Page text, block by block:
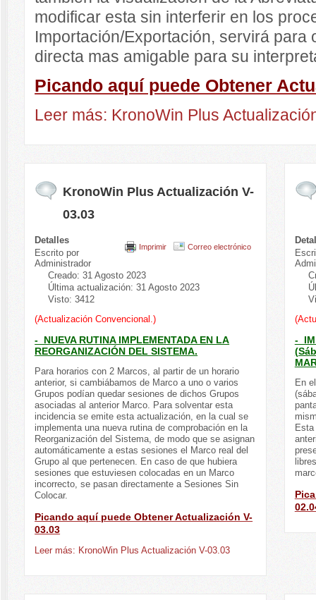
modificar esta sin interferir en los
Importación/Exportación, servirá para
directa mas amigable para su
Picando aquí puede Obtener
Leer más: KronoWin Plus
KronoWin Plus Actualización V-
03.03
Imprimir Correo electrónico
Detalles
Escrito por
Administrador
Creado: 31 Agosto 2023
Última actualización: 31 Agosto 2023
Visto: 3412
(Actualización Convencional.)
- NUEVA RUTINA IMPLEMENTADA EN LA
REORGANIZACIÓN DEL SISTEMA.
Para horarios con 2 Marcos, al partir de un horario
anterior, si cambiábamos de Marco a uno o varios
Grupos podían quedar sesiones de dichos Grupos
asociadas al anterior Marco. Para solventar esta
incidencia se emite esta actualización, en la cual se
implementa una nueva rutina de comprobación en la
Reorganización del Sistema, de modo que se asignan
automáticamente a estas sesiones el Marco real del
Grupo al que pertenecen. En caso de que hubiera
sesiones que estuviesen colocadas en un Marco
incorrecto, se pasan directamente a Sesiones Sin
Colocar.
Picando aquí puede Obtener Actualización V-
03.03
Leer más: KronoWin Plus Actualización V-03.03
-
En